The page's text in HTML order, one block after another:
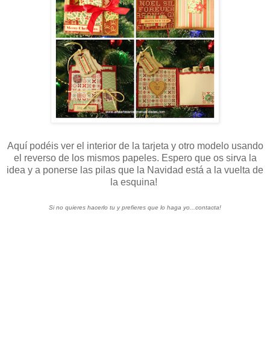
Aquí podéis ver el interior de la tarjeta y otro modelo usando
el reverso de los mismos papeles. Espero que os sirva la
idea y a ponerse las pilas que la Navidad está a la vuelta de
la esquina!
Si no quieres hacerlo tu y prefieres que lo haga yo...contacta!